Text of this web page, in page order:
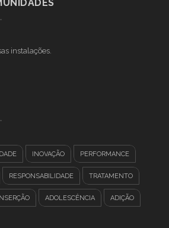
instalações.
INOVAÇÃO PERFORMANCE
RESPONSABILIDADE TRATAMENTO
ADOLESCÊNCIA ADIÇÃO